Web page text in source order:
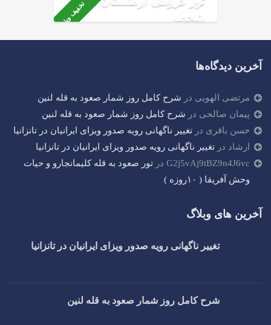
تخفیف ویژه
شخصی
آخرین دیدگاه‌ها
مرتضی الهویی در شرح کامل روز شمار صعود به قله لنین
پیمان صالحی در شرح کامل روز شمار صعود به قله لنین
حسن باقری در تغییر ناگهانی رویه صدور ویزای ایرانیان در تانزانیا
ارشاد در تغییر ناگهانی رویه صدور ویزای ایرانیان در تانزانیا
G2j5vAj9tBZ9n4J6vc در تور صعود به قله کلیمانجارو و حیات
وحش آفریقا ( ۱۰روزه )
آخرین های وبلاگ
تغییر ناگهانی رویه صدور ویزای ایرانیان در تانزانیا
شرح کامل روز شمار صعود به قله لنین